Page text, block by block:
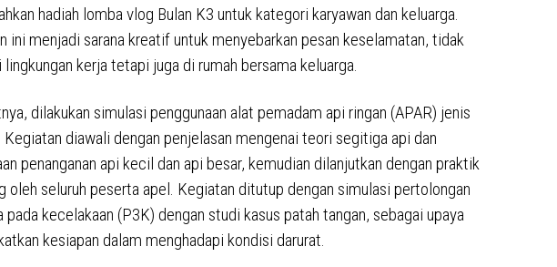
hadiah lomba vlog Bulan K3 untuk kategori karyawan dan keluarga.
ini menjadi sarana kreatif untuk menyebarkan pesan keselamatan, tidak
lingkungan kerja tetapi juga di rumah bersama keluarga.
dilakukan simulasi penggunaan alat pemadam api ringan (APAR) jenis
Kegiatan diawali dengan penjelasan mengenai teori segitiga api dan
penanganan api kecil dan api besar, kemudian dilanjutkan dengan praktik
oleh seluruh peserta apel. Kegiatan ditutup dengan simulasi pertolongan
pada kecelakaan (P3K) dengan studi kasus patah tangan, sebagai upaya
kesiapan dalam menghadapi kondisi darurat.